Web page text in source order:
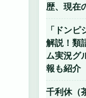
歴、現在
「ドン
解説！類
ム実況グ
報も紹介
千利休（